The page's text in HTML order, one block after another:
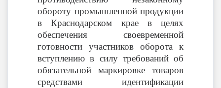
обороту промышленной продукции
в Краснодарском крае в целях
обеспечения своевременной
готовности участников оборота к
вступлению в силу требований об
обязательной маркировке товаров
средствами идентификации